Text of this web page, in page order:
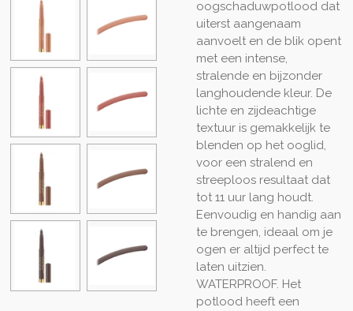
oogschaduwpotlood dat
uiterst aangenaam
aanvoelt en de blik opent
met een intense,
stralende en bijzonder
langhoudende kleur. De
lichte en zijdeachtige
textuur is gemakkelijk te
blenden op het ooglid,
voor een stralend en
streeploos resultaat dat
tot 11 uur lang houdt.
Eenvoudig en handig aan
te brengen, ideaal om je
ogen er altijd perfect te
laten uitzien.
WATERPROOF. Het
potlood heeft een